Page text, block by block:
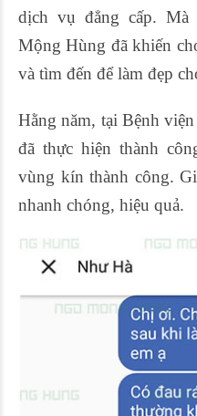
dịch vụ đẳng cấp.
Mộng Hùng đã khiến
và tìm đến để làm đẹp
Hằng năm, tại Bệnh
đã thực hiện thành
vùng kín thành công.
nhanh chóng, hiệu quả.